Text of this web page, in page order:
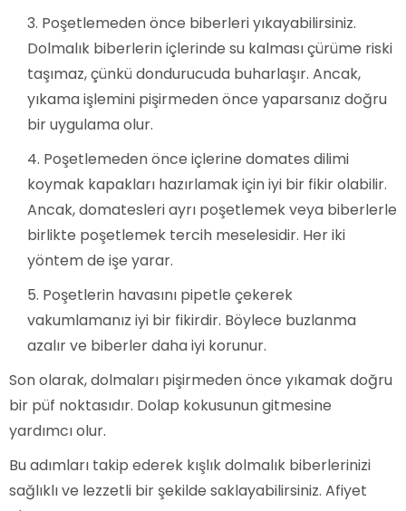
Poşetlemeden önce biberleri yıkayabilirsiniz.
Dolmalık biberlerin içlerinde su kalması çürüme riski
taşımaz, çünkü dondurucuda buharlaşır. Ancak,
yıkama işlemini pişirmeden önce yaparsanız doğru
bir uygulama olur.
Poşetlemeden önce içlerine domates dilimi
koymak kapakları hazırlamak için iyi bir fikir olabilir.
Ancak, domatesleri ayrı poşetlemek veya biberlerle
birlikte poşetlemek tercih meselesidir. Her iki
yöntem de işe yarar.
Poşetlerin havasını pipetle çekerek
vakumlamanız iyi bir fikirdir. Böylece buzlanma
azalır ve biberler daha iyi korunur.
Son olarak, dolmaları pişirmeden önce yıkamak doğru
bir püf noktasıdır. Dolap kokusunun gitmesine
yardımcı olur.
Bu adımları takip ederek kışlık dolmalık biberlerinizi
sağlıklı ve lezzetli bir şekilde saklayabilirsiniz. Afiyet